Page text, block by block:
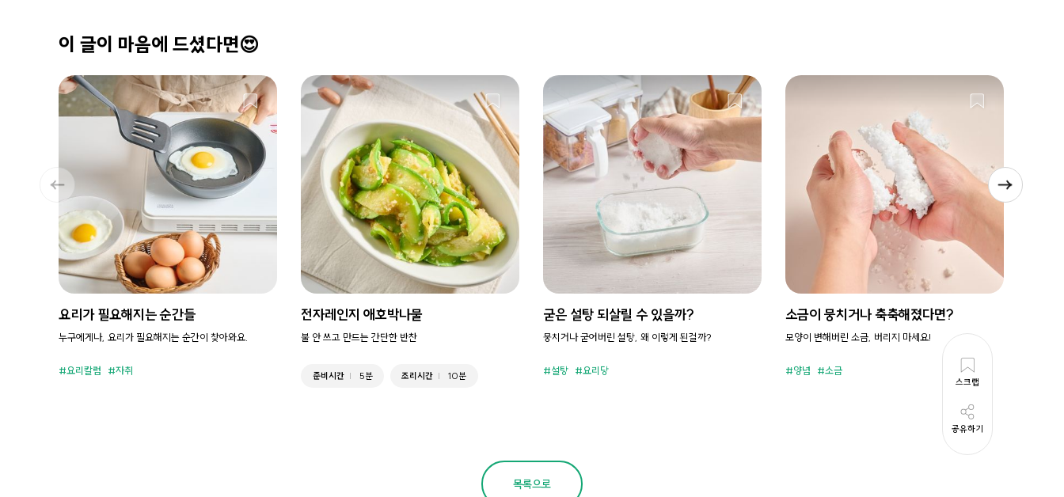
스크랩
공유하기
이 글이 마음에 드셨다면😍
요리가 필요해지는 순간들
누구에게나, 요리가 필요해지는 순간이 찾아와요.
요리칼럼 자취
전자레인지 애호박나물
불 안 쓰고 만드는 간단한 반찬
준비시간 5분 조리시간 10분
굳은 설탕 되살릴 수 있을까?
뭉치거나 굳어버린 설탕, 왜 이렇게 된걸까?
설탕 요리당
소금이 뭉치거나 축축해졌다면?
모양이 변해버린 소금, 버리지 마세요!
양념 소금
목록으로